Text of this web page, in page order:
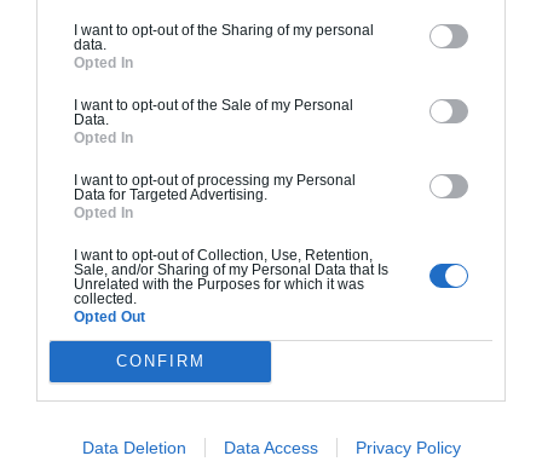
I want to opt-out of the Sharing of my personal
data.
Opted In
I want to opt-out of the Sale of my Personal
Data.
Opted In
I want to opt-out of processing my Personal
Data for Targeted Advertising.
Opted In
I want to opt-out of Collection, Use, Retention,
Sale, and/or Sharing of my Personal Data that Is
Unrelated with the Purposes for which it was
collected.
Opted Out
CONFIRM
Data Deletion Data Access Privacy Policy
245 000€ TTC
Chiffrage estimatif pour : Fondations et normes
standards. Construction en bloc coffrant isolant
(RT 2020). Finitions haut de gamme. Le prix "clé
en main" inclut le gros oeuvre et le second
oeuvre (cuisine, peinture, sols...), mais exclut
piscine, jardin et clôture.
À partir de